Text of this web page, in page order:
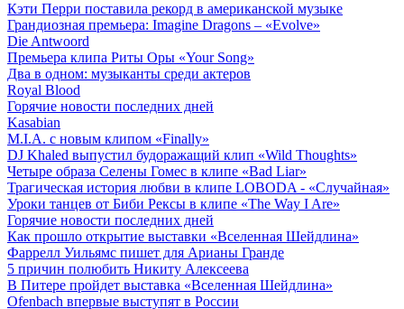
Кэти Перри поставила рекорд в американской музыке
Грандиозная премьера: Imagine Dragons – «Evolve»
Die Antwoord
Премьера клипа Риты Оры «Your Song»
Два в одном: музыканты среди актеров
Royal Blood
Горячие новости последних дней
Kasabian
M.I.A. с новым клипом «Finally»
DJ Khaled выпустил будоражащий клип «Wild Thoughts»
Четыре образа Селены Гомес в клипе «Bad Liar»
Трагическая история любви в клипе LOBODA - «Случайная»
Уроки танцев от Биби Рексы в клипе «The Way I Are»
Горячие новости последних дней
Как прошло открытие выставки «Вселенная Шейдлина»
Фаррелл Уильямс пишет для Арианы Гранде
5 причин полюбить Никиту Алексеева
В Питере пройдет выставка «Вселенная Шейдлина»
Ofenbach впервые выступят в России